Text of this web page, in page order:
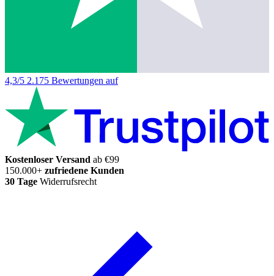
4,3/5 2.175 Bewertungen auf
Kostenloser Versand ab €99
150.000+ zufriedene Kunden
30 Tage Widerrufsrecht